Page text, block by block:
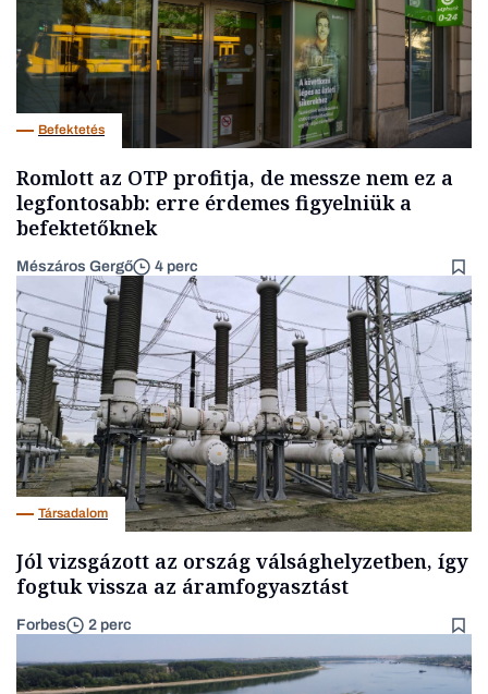
Befektetés
Romlott az OTP profitja, de messze nem ez a
legfontosabb: erre érdemes figyelniük a
befektetőknek
Mészáros Gergő 4 perc
Társadalom
Jól vizsgázott az ország válsághelyzetben, így
fogtuk vissza az áramfogyasztást
Forbes 2 perc